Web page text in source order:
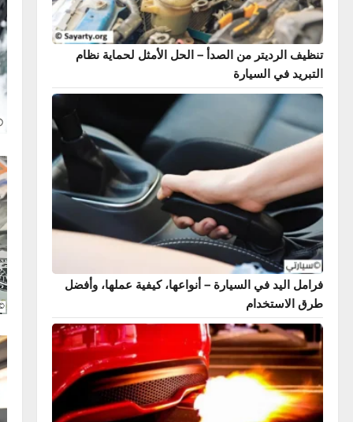
الرديتر من الصدأ – الحل الأمثل لحماية نظام
في السيارة
اليد في السيارة – أنواعها، كيفية عملها، وأفضل